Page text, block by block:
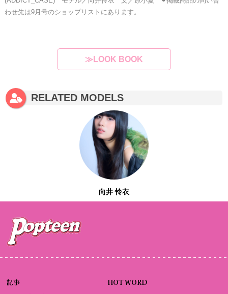
わせ先は9月号のショップリストにあります。
≫LOOK BOOK
RELATED MODELS
向井 怜衣
記事 HOT WORD